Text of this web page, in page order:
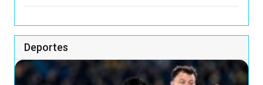
Deportes